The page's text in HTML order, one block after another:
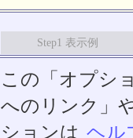
Step1 表示例
この「オプシ
へのリンク」
ションは ヘル